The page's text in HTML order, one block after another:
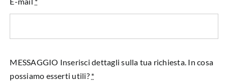
MESSAGGIO Inserisci dettagli sulla tua richiesta. In cosa
possiamo esserti utili? *